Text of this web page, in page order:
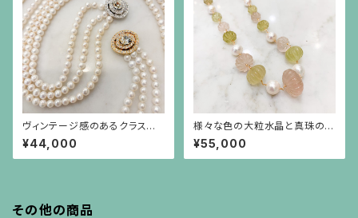
ヴィンテージ感のあるクラスプ
のパール3連ネックレス
¥44,000
様々な色の大粒水晶と真珠のシ
ョートステーションネックレス
¥55,000
その他の商品